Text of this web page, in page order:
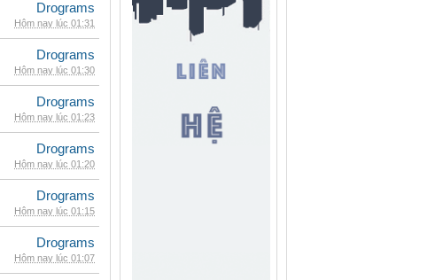
Drograms
Hôm nay lúc 01:31
Drograms
Hôm nay lúc 01:30
Drograms
Hôm nay lúc 01:23
Drograms
Hôm nay lúc 01:20
Drograms
Hôm nay lúc 01:15
Drograms
Hôm nay lúc 01:07